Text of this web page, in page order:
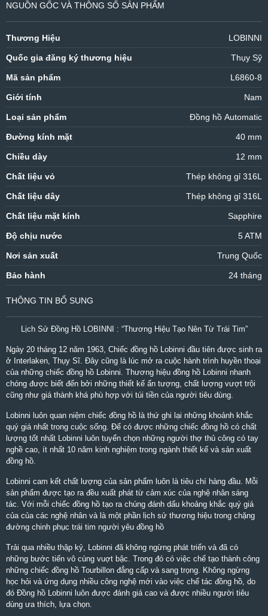
NGUỒN GỐC VÀ THÔNG SỐ SẢN PHẨM
Thương Hiệu LOBINNI
Quốc gia đăng ký thương hiệu Thụy Sỹ
Mã sản phẩm L6860-8
Giới tính Nam
Loại sản phẩm Đồng hồ Automatic
Đường kính mặt 40 mm
Chiều dày 12 mm
Chất liệu vỏ Thép không gỉ 316L
Chất liệu dây Thép không gỉ 316L
Chất liệu mặt kính Sapphire
Độ chịu nước 5 ATM
Nơi sản xuất Trung Quốc
Bảo hành 24 tháng
THÔNG TIN BỔ SUNG
Lịch Sử Đồng Hồ LOBINNI : “Thương Hiệu Tạo Nên Từ Trái Tim”
Ngày 20 tháng 12 năm 1963, Chiếc đồng hồ Lobinni đầu tiên được sinh ra
ở Interlaken, Thụy Sĩ. Đây cũng là lúc mở ra cuộc hành trình huyền thoại
của những chiếc đồng hồ Lobinni. Thương hiệu đồng hồ Lobinni nhanh
chóng được biết đến bởi những thiết kế ấn tượng, chất lượng vượt trội
cũng như giá thành khá phù hợp với túi tiền của người tiêu dùng.
Lobinni luôn quan niệm chiếc đồng hồ là thứ ghi lại những khoảnh khắc
quý giá nhất trong cuộc sống. Để có được những chiếc đồng hồ có chất
lượng tốt nhất Lobinni luôn tuyển chọn những người thợ thủ công có tay
nghề cao, ít nhất 10 năm kinh nghiệm trong ngành thiết kế và sản xuất
đồng hồ.
Lobinni cam kết chất lượng của sản phẩm luôn là tiêu chí hàng đầu. Mỗi
sản phẩm được tạo ra đều xuất phát từ cảm xúc của nghệ nhân sáng
tác. Với mỗi chiếc đồng hồ tạo ra chúng đánh dấu khoảng khắc quý giá
của của các nghệ nhân và là một phần lịch sử thương hiệu trong chặng
đường chinh phục trái tim người yêu đồng hồ
Trải qua nhiều thập kỷ, Lobinni đã không ngừng phát triển và đã có
những bước tiến vô cùng vuợt bậc. Trong đó có việc chế tạo thành công
những chiếc đồng hồ Tourbillon đẳng cấp và sang trọng. Không ngừng
học hỏi và ứng dụng nhiều công nghệ mới vào việc chế tác đồng hồ, do
đó Đồng hồ Lobinni luôn được đánh giá cao và được nhiều người tiêu
dùng ưa thích, lựa chọn.